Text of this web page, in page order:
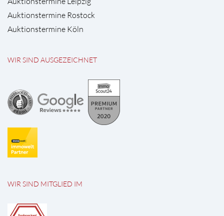
Auktionstermine Rostock
Auktionstermine Köln
WIR SIND AUSGEZEICHNET
WIR SIND MITGLIED IM